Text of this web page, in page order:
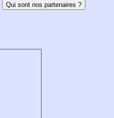
Qui sont nos partenaires ?